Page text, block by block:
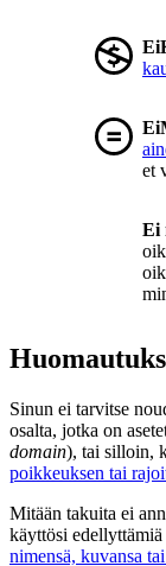
et
Ei
Sinun ei tarvitse
osalta, jotka on
domain), tai silloin,
poikkeuksen tai
Mitään takuita ei
käyttösi
nimensä, kuvansa